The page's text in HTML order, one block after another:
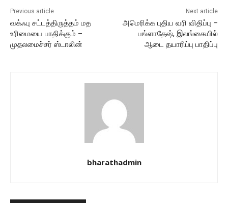
Previous article
வக்ஃபு சட்டத்திருத்தம் மத
உரிமையை பாதிக்கும் –
முதலமைச்சர் ஸ்டாலின்
Next article
அமெரிக்க புதிய வரி விதிப்பு –
பங்ளாதே‌ஷ், இலங்கையில்
ஆடை தயாரிப்பு பாதிப்பு
bharathadmin